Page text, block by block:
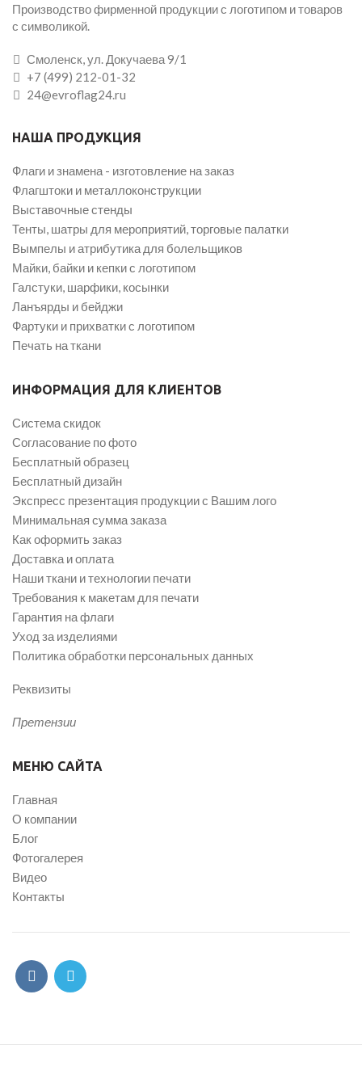
Производство фирменной продукции с логотипом и товаров
с символикой.
Смоленск, ул. Докучаева 9/1
+7 (499) 212-01-32
24@evroflag24.ru
НАША ПРОДУКЦИЯ
Флаги и знамена - изготовление на заказ
Флагштоки и металлоконструкции
Выставочные стенды
Тенты, шатры для мероприятий, торговые палатки
Вымпелы и атрибутика для болельщиков
Майки, байки и кепки с логотипом
Галстуки, шарфики, косынки
Ланъярды и бейджи
Фартуки и прихватки с логотипом
Печать на ткани
ИНФОРМАЦИЯ ДЛЯ КЛИЕНТОВ
Система скидок
Согласование по фото
Бесплатный образец
Бесплатный дизайн
Экспресс презентация продукции с Вашим лого
Минимальная сумма заказа
Как оформить заказ
Доставка и оплата
Наши ткани и технологии печати
Требования к макетам для печати
Гарантия на флаги
Уход за изделиями
Политика обработки персональных данных
Реквизиты
Претензии
МЕНЮ САЙТА
Главная
О компании
Блог
Фотогалерея
Видео
Контакты